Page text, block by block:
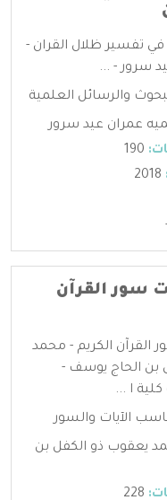
في تفسير ظلال القران -
سرور - ...
والرسائل العلمية
عمران عيد سرور
سور القرآن
القرآن الكريم - محمد
بن الحاج يوسف -
كلية ا ...
الآيات والسور
يعقوب ذو الكفل بن